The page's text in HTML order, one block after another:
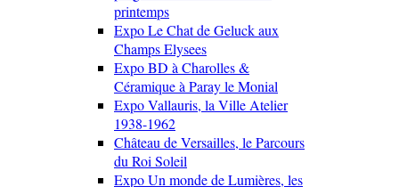
printemps
Expo Le Chat de Geluck aux
Champs Elysees
Expo BD à Charolles &
Céramique à Paray le Monial
Expo Vallauris, la Ville Atelier
1938-1962
Château de Versailles, le Parcours
du Roi Soleil
Expo Un monde de Lumières, les